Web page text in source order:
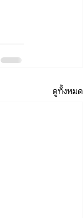
ดูทั้งหมด